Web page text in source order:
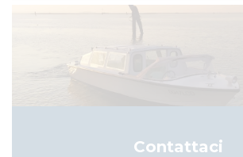
Contattaci